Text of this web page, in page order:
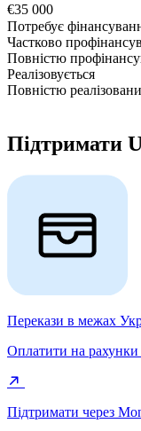
€35 000
Потребує
Частково
Повністю
Реалізовується
Повністю
Підтримати
Перекази в межах
Оплатити на рахунки
Підтримати через